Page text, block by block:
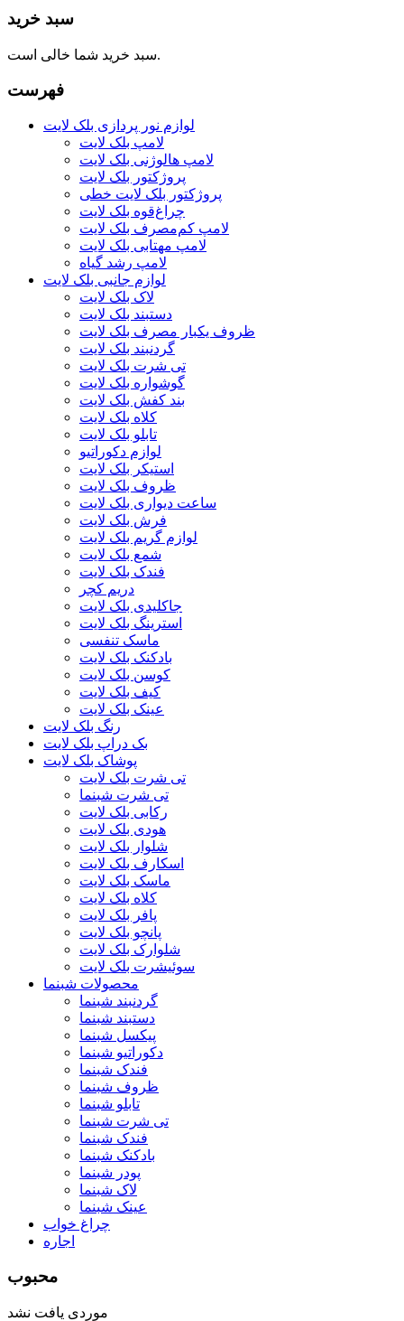
سبد خرید
سبد خرید شما خالی است.
فهرست
لوازم نور پردازی بلک لایت
لامپ بلک لایت
لامپ هالوژنی بلک لایت
پروژکتور بلک لایت
پروژکتور بلک لایت خطی
چراغ‌قوه بلک لایت
لامپ کم‌مصرف بلک لایت
لامپ مهتابی بلک لایت
لامپ رشد گیاه
لوازم جانبی بلک لایت
لاک بلک لایت
دستبند بلک لایت
ظروف یکبار مصرف بلک لایت
گردنبند بلک لایت
تی شرت بلک لایت
گوشواره بلک لایت
بند کفش بلک لایت
کلاه بلک لایت
تابلو بلک لایت
لوازم دکوراتیو
استیکر بلک لایت
ظروف بلک لایت
ساعت دیواری بلک لایت
فرش بلک لایت
لوازم گریم بلک لایت
شمع بلک لایت
فندک بلک لایت
دریم کچر
جاکلیدی بلک لایت
استرینگ بلک لایت
ماسک تنفسی
بادکنک بلک لایت
کوسن بلک لایت
کیف بلک لایت
عینک بلک لایت
رنگ بلک لایت
بک دراپ بلک لایت
پوشاک بلک لایت
تی شرت بلک لایت
تی شرت شبنما
رکابی بلک لایت
هودی بلک لایت
شلوار بلک لایت
اسکارف بلک لایت
ماسک بلک لایت
کلاه بلک لایت
پافر بلک لایت
پانچو بلک لایت
شلوارک بلک لایت
سوئیشرت بلک لایت
محصولات شبنما
گردنبند شبنما
دستبند شبنما
پیکسل شبنما
دکوراتیو شبنما
فندک شبنما
ظروف شبنما
تابلو شبنما
تی شرت شبنما
فندک شبنما
بادکنک شبنما
پودر شبنما
لاک شبنما
عینک شبنما
چراغ خواب
اجاره
محبوب
موردی یافت نشد